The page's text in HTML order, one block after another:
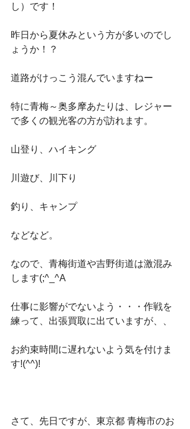
し）です！
昨日から夏休みという方が多いのでし
ょうか！？
道路がけっこう混んでいますねー
特に青梅～奥多摩あたりは、レジャー
で多くの観光客の方が訪れます。
山登り、ハイキング
川遊び、川下り
釣り、キャンプ
などなど。
なので、青梅街道や吉野街道は激混み
します(;^_^A
仕事に影響がでないよう・・・作戦を
練って、出張買取に出ていますが、、
お約束時間に遅れないよう気を付けま
す!(^^)!
さて、先日ですが、東京都 青梅市のお